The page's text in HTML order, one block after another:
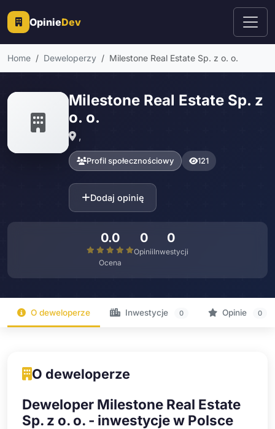
OpinieDev
Home Deweloperzy Milestone Real Estate Sp. z o. o.
Milestone Real Estate Sp. z
o. o.
,
Profil społecznościowy 121
Dodaj opinię
0.0
Ocena
0
Opinii
0
Inwestycji
O deweloperze Inwestycje 0 Opinie 0
O deweloperze
Deweloper Milestone Real Estate
Sp. z o. o. - inwestycje w Polsce